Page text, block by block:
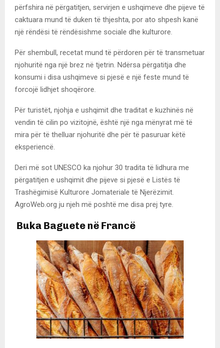
përfshira në përgatitjen, servirjen e ushqimeve dhe pijeve të
caktuara mund të duken të thjeshta, por ato shpesh kanë
një rëndësi të rëndësishme sociale dhe kulturore.
Për shembull, recetat mund të përdoren për të transmetuar
njohuritë nga një brez në tjetrin. Ndërsa përgatitja dhe
konsumi i disa ushqimeve si pjesë e një feste mund të
forcojë lidhjet shoqërore.
Për turistët, njohja e ushqimit dhe traditat e kuzhinës në
vendin të cilin po vizitojnë, është një nga mënyrat më të
mira për të thelluar njohuritë dhe për të pasuruar këtë
eksperiencë.
Deri më sot UNESCO ka njohur 30 tradita të lidhura me
përgatitjen e ushqimit dhe pijeve si pjesë e Listës të
Trashëgimisë Kulturore Jomateriale të Njerëzimit.
AgroWeb.org ju njeh më poshtë me disa prej tyre.
Buka Baguete në Francë